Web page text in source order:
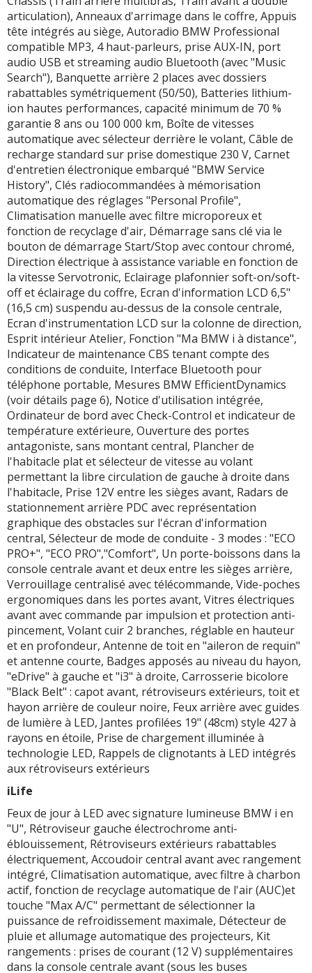
articulation), Anneaux d'arrimage dans le coffre, Appuis
tête intégrés au siège, Autoradio BMW Professional
compatible MP3, 4 haut-parleurs, prise AUX-IN, port
audio USB et streaming audio Bluetooth (avec "Music
Search"), Banquette arrière 2 places avec dossiers
rabattables symétriquement (50/50), Batteries lithium-
ion hautes performances, capacité minimum de 70 %
garantie 8 ans ou 100 000 km, Boîte de vitesses
automatique avec sélecteur derrière le volant, Câble de
recharge standard sur prise domestique 230 V, Carnet
d'entretien électronique embarqué "BMW Service
History", Clés radiocommandées à mémorisation
automatique des réglages "Personal Profile",
Climatisation manuelle avec filtre microporeux et
fonction de recyclage d'air, Démarrage sans clé via le
bouton de démarrage Start/Stop avec contour chromé,
Direction électrique à assistance variable en fonction de
la vitesse Servotronic, Eclairage plafonnier soft-on/soft-
off et éclairage du coffre, Ecran d'information LCD 6,5"
(16,5 cm) suspendu au-dessus de la console centrale,
Ecran d'instrumentation LCD sur la colonne de direction,
Esprit intérieur Atelier, Fonction "Ma BMW i à distance",
Indicateur de maintenance CBS tenant compte des
conditions de conduite, Interface Bluetooth pour
téléphone portable, Mesures BMW EfficientDynamics
(voir détails page 6), Notice d'utilisation intégrée,
Ordinateur de bord avec Check-Control et indicateur de
température extérieure, Ouverture des portes
antagoniste, sans montant central, Plancher de
l'habitacle plat et sélecteur de vitesse au volant
permettant la libre circulation de gauche à droite dans
l'habitacle, Prise 12V entre les sièges avant, Radars de
stationnement arrière PDC avec représentation
graphique des obstacles sur l'écran d'information
central, Sélecteur de mode de conduite - 3 modes : "ECO
PRO+", "ECO PRO","Comfort", Un porte-boissons dans la
console centrale avant et deux entre les sièges arrière,
Verrouillage centralisé avec télécommande, Vide-poches
ergonomiques dans les portes avant, Vitres électriques
avant avec commande par impulsion et protection anti-
pincement, Volant cuir 2 branches, réglable en hauteur
et en profondeur, Antenne de toit en "aileron de requin"
et antenne courte, Badges apposés au niveau du hayon,
"eDrive" à gauche et "i3" à droite, Carrosserie bicolore
"Black Belt" : capot avant, rétroviseurs extérieurs, toit et
hayon arrière de couleur noire, Feux arrière avec guides
de lumière à LED, Jantes profilées 19" (48cm) style 427 à
rayons en étoile, Prise de chargement illuminée à
technologie LED, Rappels de clignotants à LED intégrés
aux rétroviseurs extérieurs
iLife
Feux de jour à LED avec signature lumineuse BMW i en
"U", Rétroviseur gauche électrochrome anti-
éblouissement, Rétroviseurs extérieurs rabattables
électriquement, Accoudoir central avant avec rangement
intégré, Climatisation automatique, avec filtre à charbon
actif, fonction de recyclage automatique de l'air (AUC)et
touche "Max A/C" permettant de sélectionner la
puissance de refroidissement maximale, Détecteur de
pluie et allumage automatique des projecteurs, Kit
rangements : prises de courant (12 V) supplémentaires
dans la console centrale avant (sous les buses